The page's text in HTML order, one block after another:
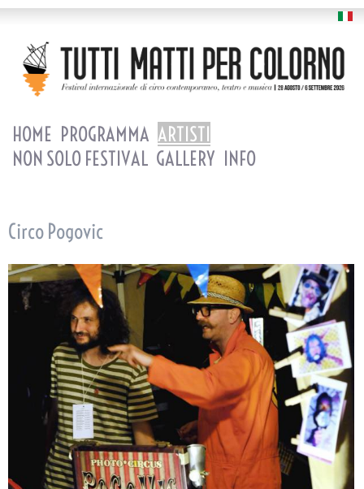
HOME PROGRAMMA ARTISTI
NON SOLO FESTIVAL GALLERY INFO
Circo Pogovic